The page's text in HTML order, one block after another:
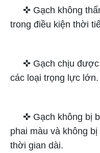
✜ Gạch không
trong điều kiện thời
✜ Gạch chịu được
các loại trọng lực lớn.
✜ Gạch không bị
phai màu và không
thời gian dài.